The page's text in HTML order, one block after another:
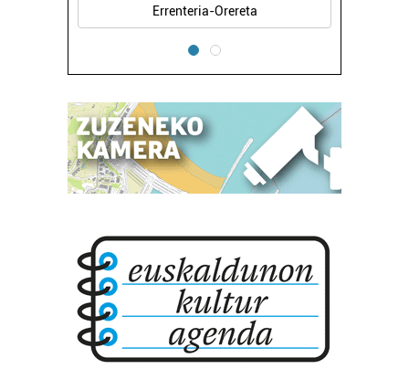
Errenteria-Orereta